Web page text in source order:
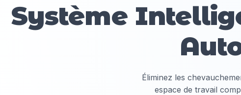
Système
Éliminez les
espace de travail